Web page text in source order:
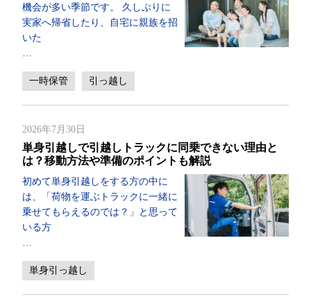
機会が多い季節です。 久しぶりに
実家へ帰省したり、自宅に親族を招
いた
一時保管 引っ越し
2026年7月30日
単身引越しで引越しトラックに同乗できない理由と
は？移動方法や準備のポイントも解説
初めて単身引越しをする方の中に
は、「荷物を運ぶトラックに一緒に
乗せてもらえるのでは？」と思って
いる方
単身引っ越し